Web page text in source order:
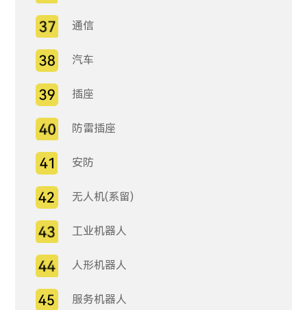
通信
汽车
插座
防雷插座
安防
无人机(系留)
工业机器人
人形机器人
服务机器人